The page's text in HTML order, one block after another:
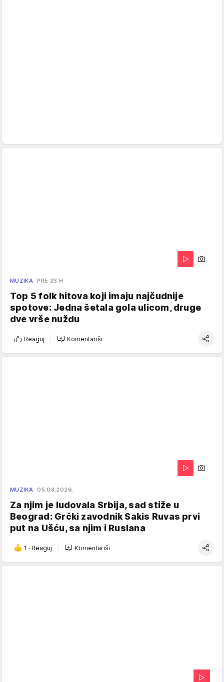
MUZIKA PRE 23 H
Top 5 folk hitova koji imaju najčudnije
spotove: Jedna šetala gola ulicom, druge
dve vrše nuždu
Reaguj Komentariši
MUZIKA 05.08.2026.
Za njim je ludovala Srbija, sad stiže u
Beograd: Grčki zavodnik Sakis Ruvas prvi
put na Ušću, sa njim i Ruslana
1 · Reaguj Komentariši